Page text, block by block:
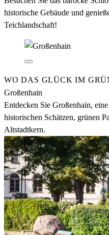
historische Gebäude und
Teichlandschaft!
WO DAS GLÜCK IM
Großenhain
Entdecken Sie Großenhain,
historischen Schätzen, grünen
Altstadtkern.